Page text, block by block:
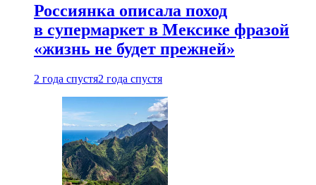
Россиянка описала поход
в супермаркет в Мексике фразой
«жизнь не будет прежней»
2 года спустя2 года спустя